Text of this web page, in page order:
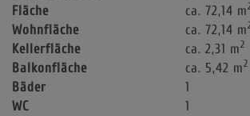
Fläche
ca. 72,14 m
Wohnfläche ca. 72,14 m
Kellerfläche ca. 2,31 m2
Balkonfläche ca. 5,42 m2
Bäder
1
WC
1